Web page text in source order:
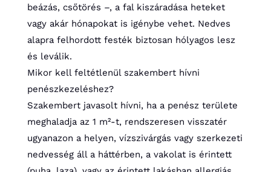
beázás, csőtörés –, a fal kiszáradása heteket
vagy akár hónapokat is igénybe vehet. Nedves
alapra felhordott festék biztosan hólyagos lesz
és leválik.
Mikor kell feltétlenül szakembert hívni
penészkezeléshez?
Szakembert javasolt hívni, ha a penész területe
meghaladja az 1 m²-t, rendszeresen visszatér
ugyanazon a helyen, vízszivárgás vagy szerkezeti
nedvesség áll a háttérben, a vakolat is érintett